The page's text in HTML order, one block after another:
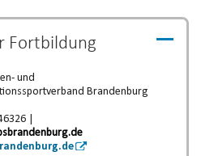
Fortbildung
und
Brandenburg
|